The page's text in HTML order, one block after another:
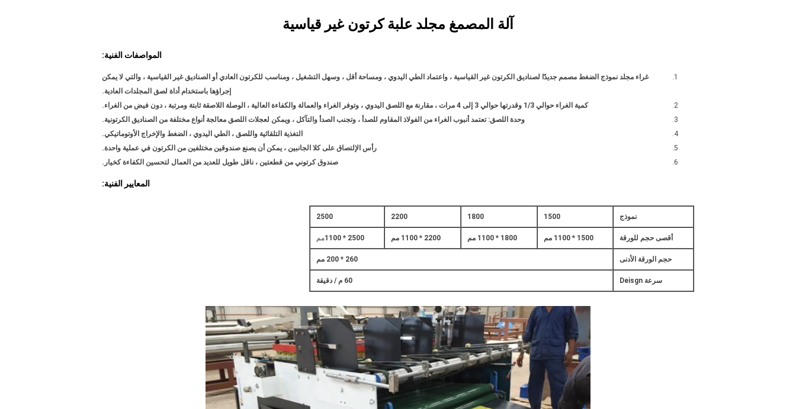
آلة المصمغ مجلد علبة كرتون غير قياسية
المواصفات الفنية:
غراء مجلد نموذج الضغط مصمم جديدًا لصناديق الكرتون غير القياسية ، واعتماد الطي اليدوي ، ومساحة أقل ، وسهل التشغيل ، ومناسب للكرتون العادي أو الصناديق غير القياسية ، والتي لا يمكن
إجراؤها باستخدام أداة لصق المجلدات العادية.
كمية الغراء حوالي 1/3 وقدرتها حوالي 3 إلى 4 مرات ، مقارنة مع اللصق اليدوي ، وتوفر الغراء والعمالة والكفاءة العالية ، الوصلة اللاصقة ثابتة ومرتبة ، دون فيض من الغراء.
وحدة اللصق: تعتمد أنبوب الغراء من الفولاذ المقاوم للصدأ ، وتجنب الصدأ والتآكل ، ويمكن لعجلات اللصق معالجة أنواع مختلفة من الصناديق الكرتونية.
التغذية التلقائية واللصق ، الطي اليدوي ، الضغط والإخراج الأوتوماتيكي.
رأس الإلتصاق على كلا الجانبين ، يمكن أن يصنع صندوقين مختلفين من الكرتون في عملية واحدة.
صندوق كرتوني من قطعتين ، ناقل طويل للعديد من العمال لتحسين الكفاءة كخيار.
المعايير الفنية:
نموذج 1500
1800
2200
2500
أقصى حجم للورقة 1500 * 1100 مم 1800 * 1100 مم 2200 * 1100 مم 2500 * 1100 مم
حجم الورقة الأدنى 260 * 200 مم
سرعة Deisgn 60 م / دقيقة